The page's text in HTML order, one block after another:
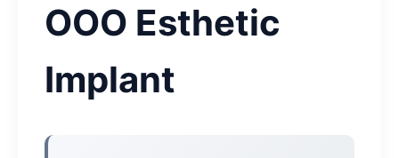
ООО Esthetic
Implant